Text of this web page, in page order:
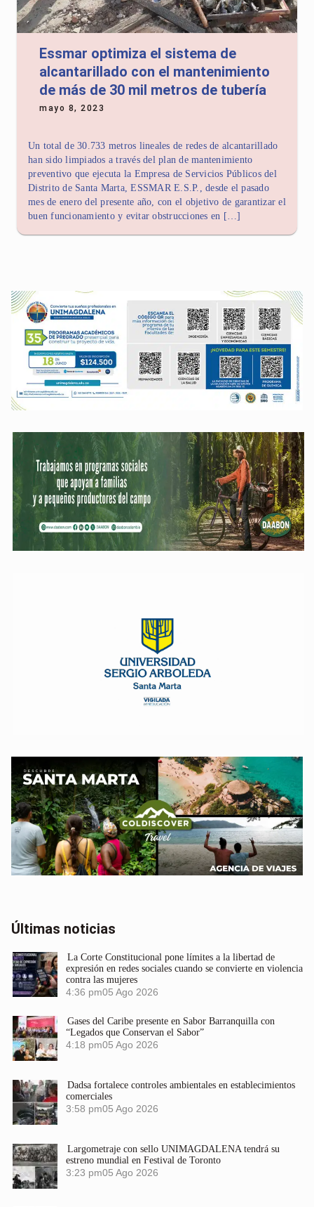
Essmar optimiza el sistema de
alcantarillado con el mantenimiento
de más de 30 mil metros de tubería
mayo 8, 2023
Un total de 30.733 metros lineales de redes de alcantarillado
han sido limpiados a través del plan de mantenimiento
preventivo que ejecuta la Empresa de Servicios Públicos del
Distrito de Santa Marta, ESSMAR E.S.P., desde el pasado
mes de enero del presente año, con el objetivo de garantizar el
buen funcionamiento y evitar obstrucciones en […]
Últimas noticias
La Corte Constitucional pone límites a la libertad de
expresión en redes sociales cuando se convierte en violencia
contra las mujeres
4:36 pm05 Ago 2026
Gases del Caribe presente en Sabor Barranquilla con
“Legados que Conservan el Sabor”
4:18 pm05 Ago 2026
Dadsa fortalece controles ambientales en establecimientos
comerciales
3:58 pm05 Ago 2026
Largometraje con sello UNIMAGDALENA tendrá su
estreno mundial en Festival de Toronto
3:23 pm05 Ago 2026